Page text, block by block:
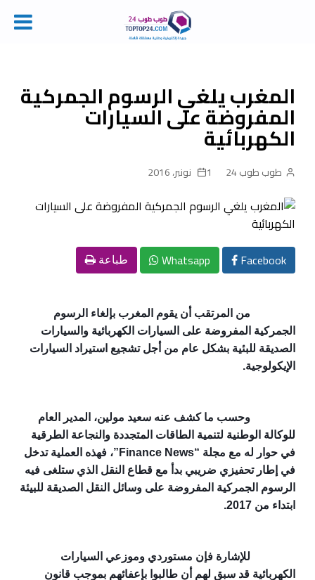
contentالمغرب يلغي الرسوم الجمركية
المفروضة على السيارات
الكهربائية
طوب طوب 24 1 نونبر، 2016
Facebook
Whatsapp طباعة
الإيكولوجية.
ابتداء من 2017.